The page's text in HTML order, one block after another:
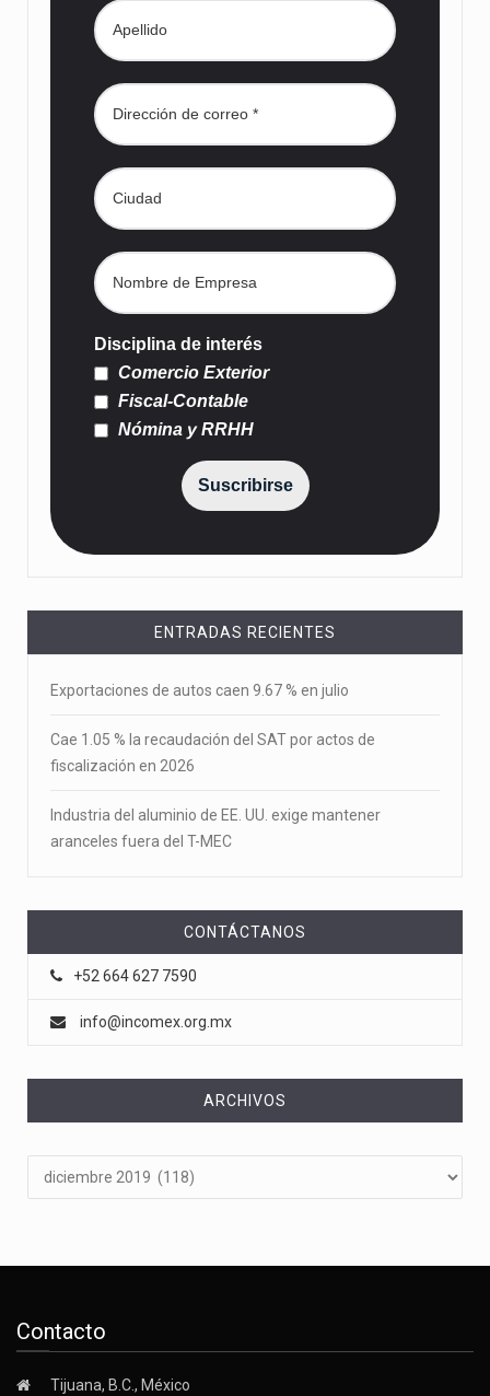
Disciplina de interés
Comercio Exterior
Fiscal-Contable
Nómina y RRHH
Suscribirse
ENTRADAS RECIENTES
Exportaciones de autos caen 9.67 % en julio
Cae 1.05 % la recaudación del SAT por actos de
fiscalización en 2026
Industria del aluminio de EE. UU. exige mantener
aranceles fuera del T-MEC
CONTÁCTANOS
+52 664 627 7590
info@incomex.org.mx
ARCHIVOS
Contacto
Tijuana, B.C., México